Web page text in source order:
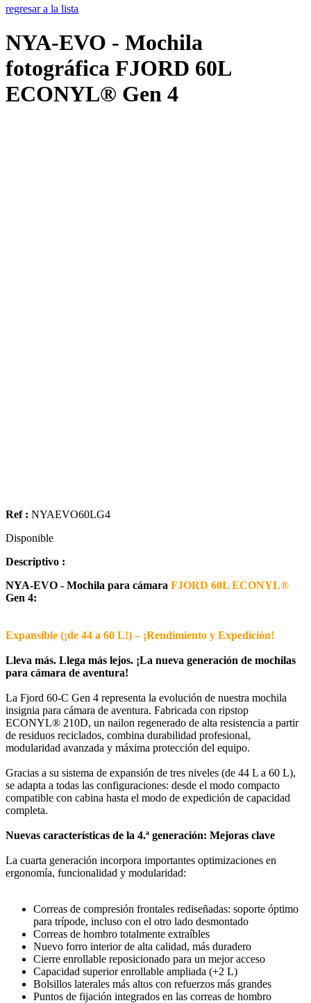
regresar a la lista
NYA-EVO - Mochila
fotográfica FJORD 60L
ECONYL® Gen 4
Ref : NYAEVO60LG4
Disponible
Descriptivo :
NYA-EVO - Mochila para cámara FJORD 60L ECONYL®
Gen 4:
Expansible (¡de 44 a 60 L!) – ¡Rendimiento y Expedición!
Lleva más. Llega más lejos. ¡La nueva generación de mochilas
para cámara de aventura!
La Fjord 60-C Gen 4 representa la evolución de nuestra mochila
insignia para cámara de aventura. Fabricada con ripstop
ECONYL® 210D, un nailon regenerado de alta resistencia a partir
de residuos reciclados, combina durabilidad profesional,
modularidad avanzada y máxima protección del equipo.
Gracias a su sistema de expansión de tres niveles (de 44 L a 60 L),
se adapta a todas las configuraciones: desde el modo compacto
compatible con cabina hasta el modo de expedición de capacidad
completa.
Nuevas características de la 4.ª generación: Mejoras clave
La cuarta generación incorpora importantes optimizaciones en
ergonomía, funcionalidad y modularidad:
Correas de compresión frontales rediseñadas: soporte óptimo
para trípode, incluso con el otro lado desmontado
Correas de hombro totalmente extraíbles
Nuevo forro interior de alta calidad, más duradero
Cierre enrollable reposicionado para un mejor acceso
Capacidad superior enrollable ampliada (+2 L)
Bolsillos laterales más altos con refuerzos más grandes
Puntos de fijación integrados en las correas de hombro